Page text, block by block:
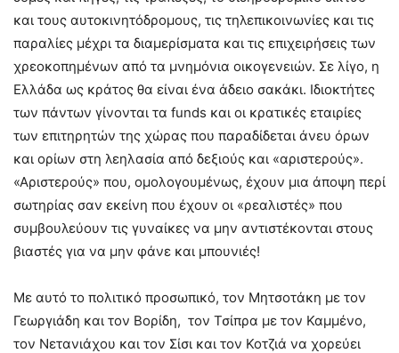
και τους αυτοκινητόδρομους, τις τηλεπικοινωνίες και τις
παραλίες μέχρι τα διαμερίσματα και τις επιχειρήσεις των
χρεοκοπημένων από τα μνημόνια οικογενειών. Σε λίγο, η
Ελλάδα ως κράτος θα είναι ένα άδειο σακάκι. Ιδιοκτήτες
των πάντων γίνονται τα funds και οι κρατικές εταιρίες
των επιτηρητών της χώρας που παραδίδεται άνευ όρων
και ορίων στη λεηλασία από δεξιούς και «αριστερούς».
«Αριστερούς» που, ομολογουμένως, έχουν μια άποψη περί
σωτηρίας σαν εκείνη που έχουν οι «ρεαλιστές» που
συμβουλεύουν τις γυναίκες να μην αντιστέκονται στους
βιαστές για να μην φάνε και μπουνιές!
Με αυτό το πολιτικό προσωπικό, τον Μητσοτάκη με τον
Γεωργιάδη και τον Βορίδη, τον Τσίπρα με τον Καμμένο,
τον Νετανιάχου και τον Σίσι και τον Κοτζιά να χορεύει